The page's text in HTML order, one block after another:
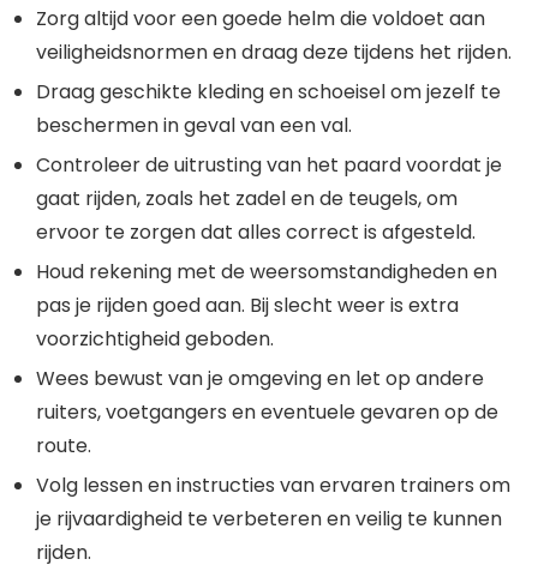
Zorg altijd voor een goede helm die voldoet aan
veiligheidsnormen en draag deze tijdens het rijden.
Draag geschikte kleding en schoeisel om jezelf te
beschermen in geval van een val.
Controleer de uitrusting van het paard voordat je
gaat rijden, zoals het zadel en de teugels, om
ervoor te zorgen dat alles correct is afgesteld.
Houd rekening met de weersomstandigheden en
pas je rijden goed aan. Bij slecht weer is extra
voorzichtigheid geboden.
Wees bewust van je omgeving en let op andere
ruiters, voetgangers en eventuele gevaren op de
route.
Volg lessen en instructies van ervaren trainers om
je rijvaardigheid te verbeteren en veilig te kunnen
rijden.